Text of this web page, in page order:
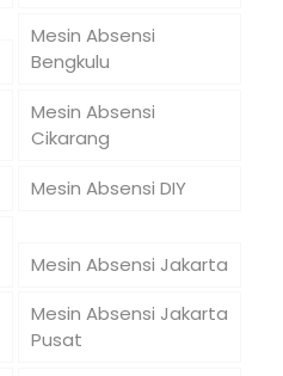
Mesin Absensi
Bengkulu
Mesin Absensi
Cikarang
Mesin Absensi DIY
Mesin Absensi Jakarta
Mesin Absensi Jakarta
Pusat